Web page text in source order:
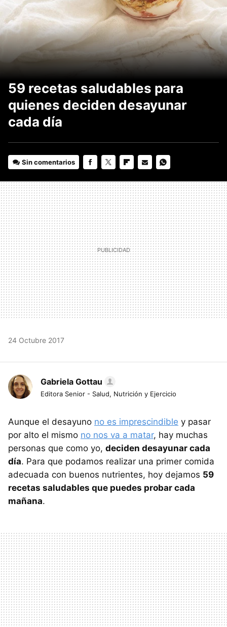
59 recetas saludables para
quienes deciden desayunar
cada día
Sin comentarios
MAIL
24 Octubre 2017
Gabriela Gottau
Editora Senior - Salud, Nutrición y Ejercicio
Aunque el desayuno no es imprescindible y pasar
por alto el mismo no nos va a matar, hay muchas
personas que como yo, deciden desayunar cada
día. Para que podamos realizar una primer comida
adecuada con buenos nutrientes, hoy dejamos 59
recetas saludables que puedes probar cada
mañana.